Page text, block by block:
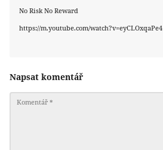
No Risk No Reward
https://m.youtube.com/watch?v=eyCLOxqaPe4
Napsat komentář